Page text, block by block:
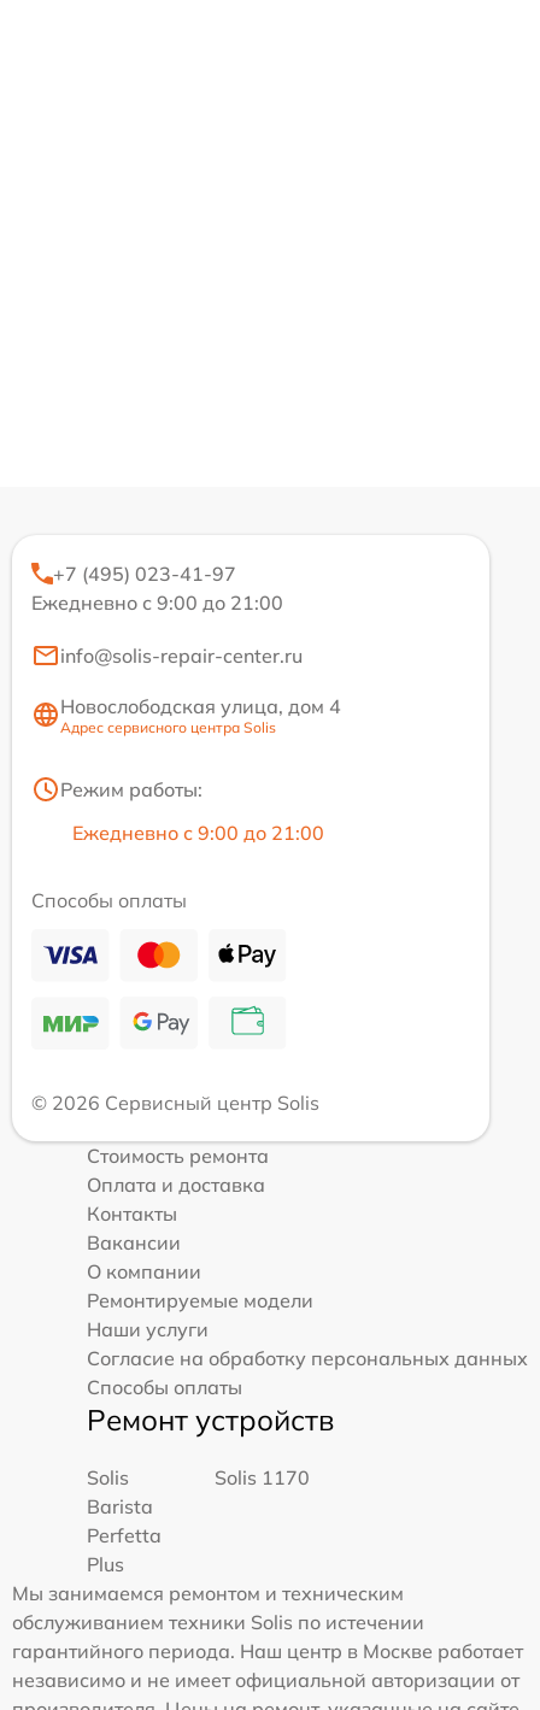
+7 (495) 023-41-97
Ежедневно с 9:00 до 21:00
info@solis-repair-center.ru
Новослободская улица, дом 4
Адрес сервисного центра Solis
Режим работы:
Ежедневно с 9:00 до 21:00
Способы оплаты
© 2026 Сервисный центр Solis
Стоимость ремонта
Оплата и доставка
Контакты
Вакансии
О компании
Ремонтируемые модели
Наши услуги
Согласие на обработку персональных данных
Способы оплаты
Ремонт устройств
Solis
Barista
Perfetta
Plus
Solis 1170
Мы занимаемся ремонтом и техническим
обслуживанием техники Solis по истечении
гарантийного периода. Наш центр в Москве работает
независимо и не имеет официальной авторизации от